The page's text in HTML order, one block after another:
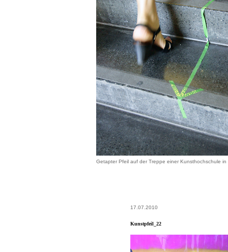
Getapter Pfeil auf der Treppe einer Kunsthochschule in
17.07.2010
Kunstpfeil_22